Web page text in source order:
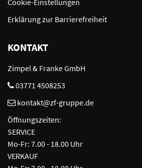
Cookie-Einstellungen
Erklärung zur Barrierefreiheit
KONTAKT
Zimpel & Franke GmbH
03771 4508253
kontakt@zf-gruppe.de
Öffnungszeiten:
SERVICE
Mo-Fr: 7.00 - 18.00 Uhr
VERKAUF